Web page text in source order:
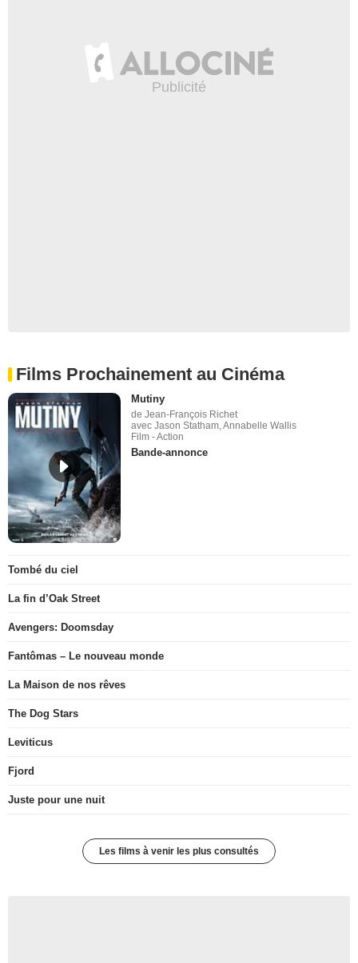
Films Prochainement au Cinéma
Mutiny
de Jean-François Richet
avec Jason Statham, Annabelle Wallis
Film - Action
Bande-annonce
Tombé du ciel
La fin d’Oak Street
Avengers: Doomsday
Fantômas – Le nouveau monde
La Maison de nos rêves
The Dog Stars
Leviticus
Fjord
Juste pour une nuit
Les films à venir les plus consultés